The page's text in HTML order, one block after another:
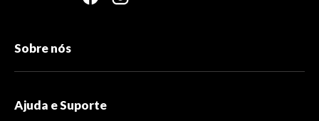
Sobre nós
Ajuda e Suporte